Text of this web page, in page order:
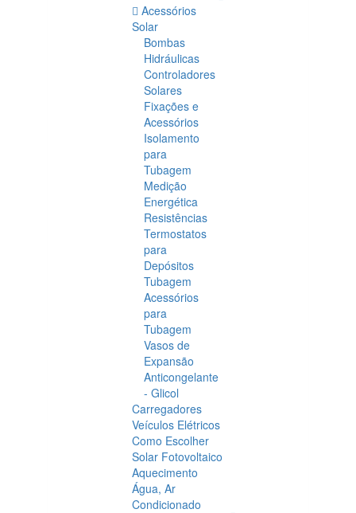
Acessórios
Solar
Bombas
Hidráulicas
Controladores
Solares
Fixações e
Acessórios
Isolamento
para
Tubagem
Medição
Energética
Resistências
Termostatos
para
Depósitos
Tubagem
Acessórios
para
Tubagem
Vasos de
Expansão
Anticongelante
- Glicol
Carregadores
Veículos Elétricos
Como Escolher
Solar Fotovoltaico
Aquecimento
Água, Ar
Condicionado